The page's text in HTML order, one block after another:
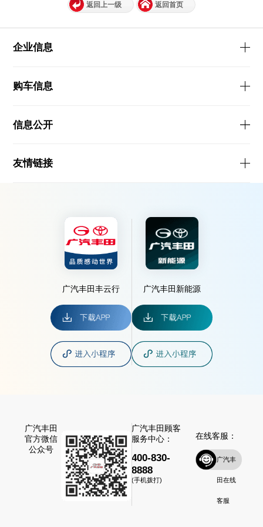
返回上一级 返回首页
企业信息
购车信息
信息公开
友情链接
广汽丰田丰云行 广汽丰田新能源
广汽丰田
官方微信
公众号
广汽丰田顾客
服务中心：
400-830-
8888
(手机拨打)
在线客服：
广汽丰
田在线
客服